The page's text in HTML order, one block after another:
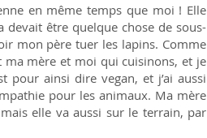
en même temps que moi ! Elle
devait être quelque chose de sous-
mon père tuer les lapins. Comme
ma mère et moi qui cuisinons, et je
pour ainsi dire vegan, et j’ai aussi
pour les animaux. Ma mère
elle va aussi sur le terrain, par